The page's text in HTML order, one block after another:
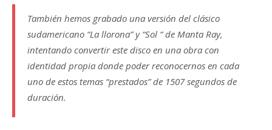
También hemos grabado una versión del clásico
sudamericano “La llorona” y “Sol “ de Manta Ray,
intentando convertir este disco en una obra con
identidad propia donde poder reconocernos en cada
uno de estos temas “prestados” de 1507 segundos de
duración.